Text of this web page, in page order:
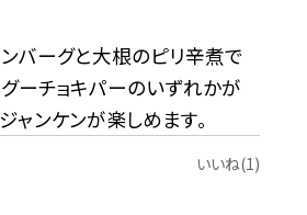
バーグと大根のピリ辛煮で
ーチョキパーのいずれかが
ャンケンが楽しめます。
いいね(1)